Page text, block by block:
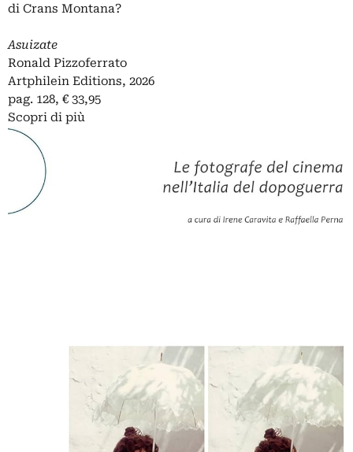
di Crans Montana?
Asuizate
Ronald Pizzoferrato
Artphilein Editions, 2026
pag. 128, € 33,95
Scopri di più